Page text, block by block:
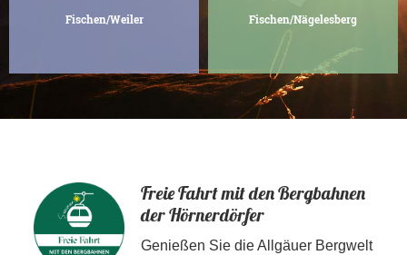
Fischen/Weiler Fischen/Nägelesberg
Freie Fahrt mit den Bergbahnen
der Hörnerdörfer
Genießen Sie die Allgäuer Bergwelt